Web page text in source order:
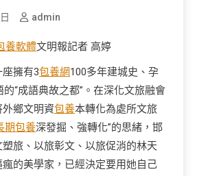
admin
養軟體文明報記者 高婷
擁有3包養網100多年建城史、孕
“成語典故之都”。在深化文旅融會
鄉文明資包養本轉化為處所文旅
期包養深發掘、強轉化”的思緒，邯
旅、以旅彰文、以旅促消的林天
的美學家，已經決定要用她自己